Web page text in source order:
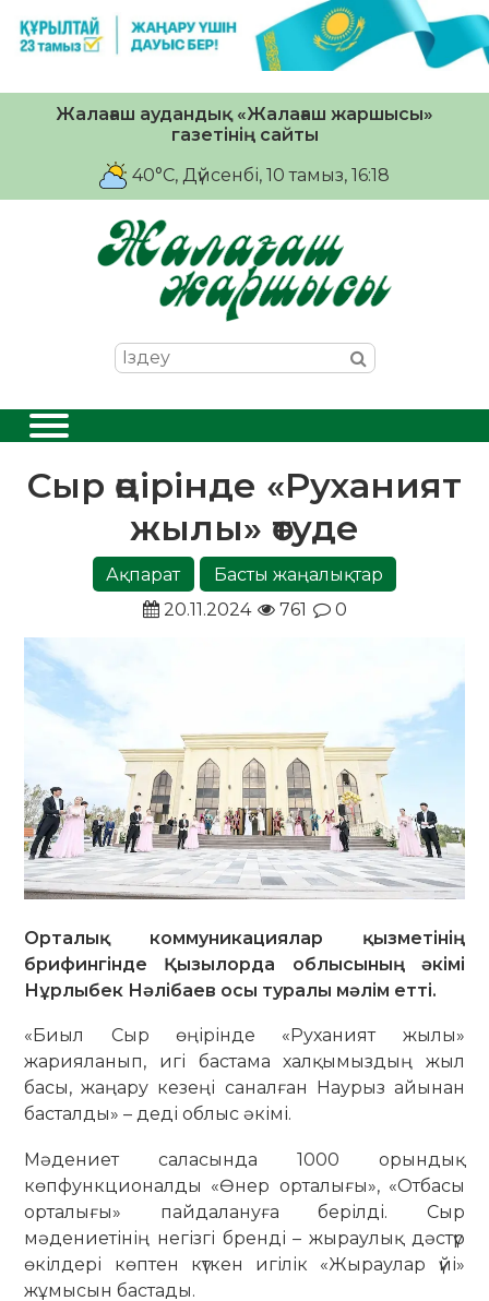
Жалағаш аудандық «Жалағаш жаршысы»
газетінің сайты
40°C, Дүйсенбі, 10 тамыз, 16:18
Сыр өңірінде «Руханият
жылы» өтуде
Ақпарат
Басты жаңалықтар
20.11.2024
761 0
Орталық коммуникациялар қызметінің
брифингінде Қызылорда облысының әкімі
Нұрлыбек Нәлібаев осы туралы мәлім етті.
«Биыл Сыр өңірінде «Руханият жылы»
жарияланып, игі бастама халқымыздың жыл
басы, жаңару кезеңі саналған Наурыз айынан
басталды» – деді облыс әкімі.
Мәдениет саласында 1000 орындық
көпфункционалды «Өнер орталығы», «Отбасы
орталығы» пайдалануға берілді. Сыр
мәдениетінің негізгі бренді – жыраулық дәстүр
өкілдері көптен күткен игілік «Жыраулар үйі»
жұмысын бастады.